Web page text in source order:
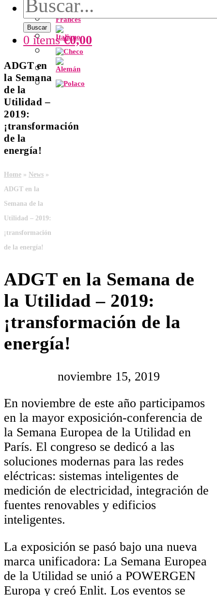
Buscar
0 items€0,00
ADGT en
la Semana
de la
Utilidad –
2019:
¡transformación
de la
energía!
Home » News »
ADGT en la
Semana de la
Utilidad – 2019:
¡transformación
de la energía!
ADGT en la Semana de
la Utilidad – 2019:
¡transformación de la
energía!
noviembre 15, 2019
En noviembre de este año participamos
en la mayor exposición-conferencia de
la Semana Europea de la Utilidad en
París. El congreso se dedicó a las
soluciones modernas para las redes
eléctricas: sistemas inteligentes de
medición de electricidad, integración de
fuentes renovables y edificios
inteligentes.
La exposición se pasó bajo una nueva
marca unificadora: La Semana Europea
de la Utilidad se unió a POWERGEN
Europa y creó Enlit. Los eventos se